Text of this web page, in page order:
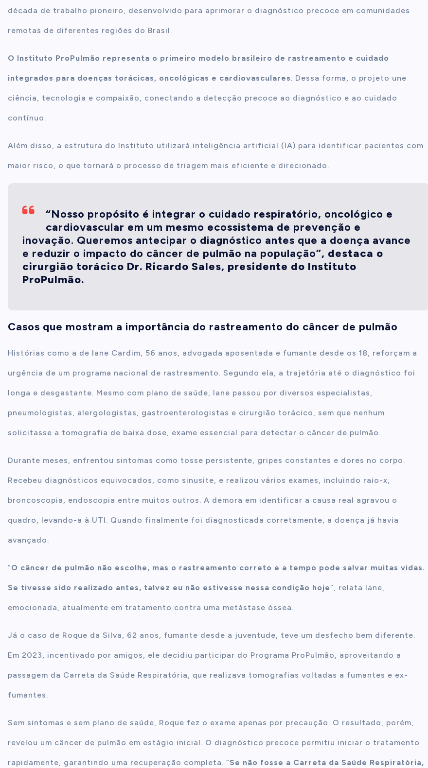
década de trabalho pioneiro, desenvolvido para aprimorar o diagnóstico precoce em comunidades
remotas de diferentes regiões do Brasil.
O Instituto ProPulmão representa o primeiro modelo brasileiro de rastreamento e cuidado
integrados para doenças torácicas, oncológicas e cardiovasculares. Dessa forma, o projeto une
ciência, tecnologia e compaixão, conectando a detecção precoce ao diagnóstico e ao cuidado
contínuo.
Além disso, a estrutura do Instituto utilizará inteligência artificial (IA) para identificar pacientes com
maior risco, o que tornará o processo de triagem mais eficiente e direcionado.
“Nosso propósito é integrar o cuidado respiratório, oncológico e
cardiovascular em um mesmo ecossistema de prevenção e
inovação. Queremos antecipar o diagnóstico antes que a doença avance
e reduzir o impacto do câncer de pulmão na população”, destaca o
cirurgião torácico Dr. Ricardo Sales, presidente do Instituto
ProPulmão.
Casos que mostram a importância do rastreamento do câncer de pulmão
Histórias como a de Iane Cardim, 56 anos, advogada aposentada e fumante desde os 18, reforçam a
urgência de um programa nacional de rastreamento. Segundo ela, a trajetória até o diagnóstico foi
longa e desgastante. Mesmo com plano de saúde, Iane passou por diversos especialistas,
pneumologistas, alergologistas, gastroenterologistas e cirurgião torácico, sem que nenhum
solicitasse a tomografia de baixa dose, exame essencial para detectar o câncer de pulmão.
Durante meses, enfrentou sintomas como tosse persistente, gripes constantes e dores no corpo.
Recebeu diagnósticos equivocados, como sinusite, e realizou vários exames, incluindo raio-x,
broncoscopia, endoscopia entre muitos outros. A demora em identificar a causa real agravou o
quadro, levando-a à UTI. Quando finalmente foi diagnosticada corretamente, a doença já havia
avançado.
“O câncer de pulmão não escolhe, mas o rastreamento correto e a tempo pode salvar muitas vidas.
Se tivesse sido realizado antes, talvez eu não estivesse nessa condição hoje”, relata Iane,
emocionada, atualmente em tratamento contra uma metástase óssea.
Já o caso de Roque da Silva, 62 anos, fumante desde a juventude, teve um desfecho bem diferente.
Em 2023, incentivado por amigos, ele decidiu participar do Programa ProPulmão, aproveitando a
passagem da Carreta da Saúde Respiratória, que realizava tomografias voltadas a fumantes e ex-
fumantes.
Sem sintomas e sem plano de saúde, Roque fez o exame apenas por precaução. O resultado, porém,
revelou um câncer de pulmão em estágio inicial. O diagnóstico precoce permitiu iniciar o tratamento
rapidamente, garantindo uma recuperação completa. “Se não fosse a Carreta da Saúde Respiratória,